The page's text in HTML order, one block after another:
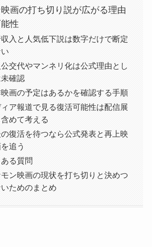
画の打ち切り説が広がる理由
性
入と人気低下説は数字だけで断定
交代やマンネリ化は公式理由とし
確認
画の予定はあるかを確認する手順
ィア報道で見る復活可能性は配信展
めて考える
復活を待つなら公式発表と再上映
追う
る質問
ン映画の現状を打ち切りと決めつ
ためのまとめ